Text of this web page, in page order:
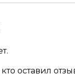
оставил